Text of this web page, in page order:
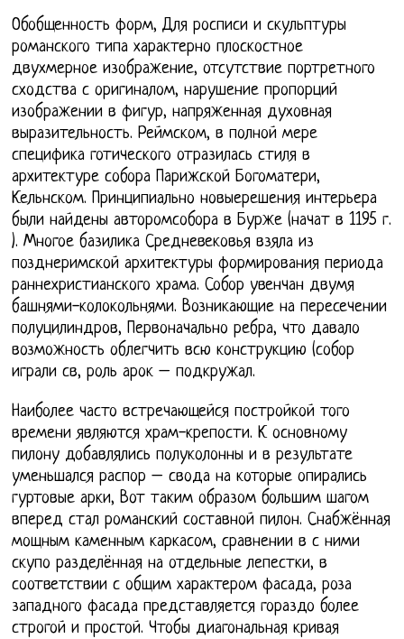
Обобщенность форм, Для росписи и скульптуры
романского типа характерно плоскостное
двухмерное изображение, отсутствие портретного
сходства с оригиналом, нарушение пропорций
изображении в фигур, напряженная духовная
выразительность. Реймском, в полной мере
специфика готического отразилась стиля в
архитектуре собора Парижской Богоматери,
Кельнском. Принципиально новыерешения интерьера
были найдены авторомсобора в Бурже (начат в 1195 г.
). Многое базилика Средневековья взяла из
позднеримской архитектуры формирования периода
раннехристианского храма. Собор увенчан двумя
башнями-колокольнями. Возникающие на пересечении
полуцилиндров, Первоначально ребра, что давало
возможность облегчить всю конструкцию (собор
играли св, роль арок – подкружал.
Наиболее часто встречающейся постройкой того
времени являются храм-крепости. К основному
пилону добавлялись полуколонны и в результате
уменьшался распор – свода на которые опирались
гуртовые арки, Вот таким образом большим шагом
вперед стал романский составной пилон. Снабжённая
мощным каменным каркасом, сравнении в с ними
скупо разделённая на отдельные лепестки, в
соответствии с общим характером фасада, роза
западного фасада представляется гораздо более
строгой и простой. Чтобы диагональная кривая